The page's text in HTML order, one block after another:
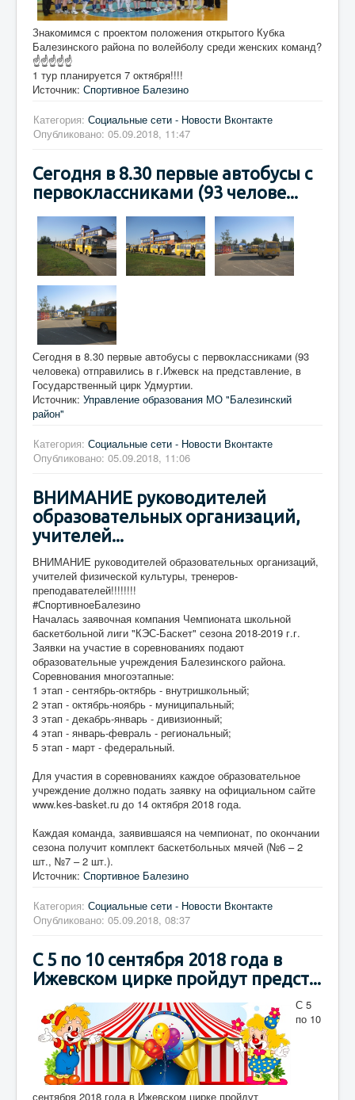
Знакомимся с проектом положения открытого Кубка
Балезинского района по волейболу среди женских команд?
☝☝☝☝☝
1 тур планируется 7 октября!!!!
Источник: Спортивное Балезино
Категория: Социальные сети - Новости Вконтакте
Опубликовано: 05.09.2018, 11:47
Сегодня в 8.30 первые автобусы с
первоклассниками (93 челове...
Сегодня в 8.30 первые автобусы с первоклассниками (93
человека) отправились в г.Ижевск на представление, в
Государственный цирк Удмуртии.
Источник: Управление образования МО "Балезинский
район"
Категория: Социальные сети - Новости Вконтакте
Опубликовано: 05.09.2018, 11:06
ВНИМАНИЕ руководителей
образовательных организаций,
учителей...
ВНИМАНИЕ руководителей образовательных организаций,
учителей физической культуры, тренеров-
преподавателей!!!!!!!!
#СпортивноеБалезино
Началась заявочная компания Чемпионата школьной
баскетбольной лиги "КЭС-Баскет" сезона 2018-2019 г.г.
Заявки на участие в соревнованиях подают
образовательные учреждения Балезинского района.
Соревнования многоэтапные:
1 этап - сентябрь-октябрь - внутришкольный;
2 этап - октябрь-ноябрь - муниципальный;
3 этап - декабрь-январь - дивизионный;
4 этап - январь-февраль - региональный;
5 этап - март - федеральный.
Для участия в соревнованиях каждое образовательное
учреждение должно подать заявку на официальном сайте
www.kes-basket.ru до 14 октября 2018 года.
Каждая команда, заявившаяся на чемпионат, по окончании
сезона получит комплект баскетбольных мячей (№6 – 2
шт., №7 – 2 шт.).
Источник: Спортивное Балезино
Категория: Социальные сети - Новости Вконтакте
Опубликовано: 05.09.2018, 08:37
С 5 по 10 сентября 2018 года в
Ижевском цирке пройдут предст...
С 5
по 10
сентября 2018 года в Ижевском цирке пройдут